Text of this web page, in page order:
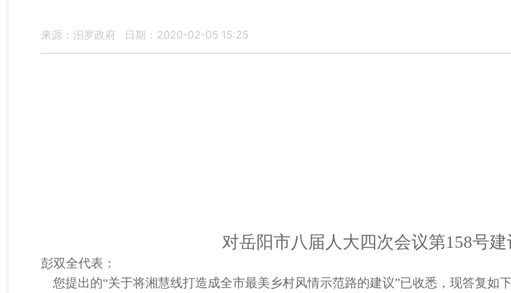
来源：汨罗政府 日期：2020-02-05 15:25
对岳阳市八届人大四次会议第158号
彭双全代表：
您提出的“关于将湘慧线打造成全市最美乡村风情示范路的建议”已收悉，现答复如下